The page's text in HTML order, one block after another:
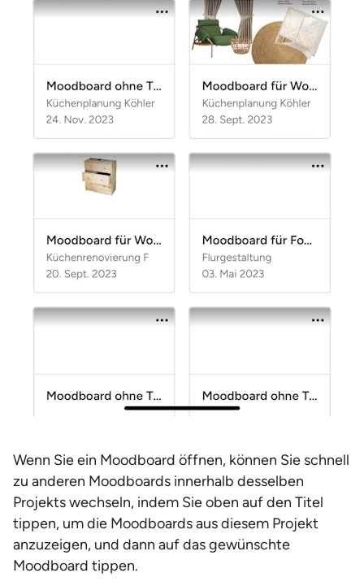
Wenn Sie ein Moodboard öffnen, können Sie schnell
zu anderen Moodboards innerhalb desselben
Projekts wechseln, indem Sie oben auf den Titel
tippen, um die Moodboards aus diesem Projekt
anzuzeigen, und dann auf das gewünschte
Moodboard tippen.